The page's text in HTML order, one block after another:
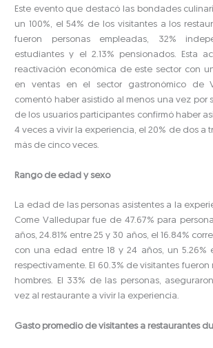
Este evento que destacó las bondades
un 100%, el 54% de los visitantes a los
fueron personas empleadas, 32%
estudiantes y el 2.13% pensionados. Esta
reactivación económica de este sector con
en ventas en el sector gastronómico de
comentó haber asistido al menos una vez por
de los usuarios participantes confirmó haber
4 veces a vivir la experiencia, el 20% de dos a
más de cinco veces.
Rango de edad y sexo
La edad de las personas asistentes a la
Come Valledupar fue de 47.67% para
años, 24.81% entre 25 y 30 años, el 16.84%
con una edad entre 18 y 24 años, un 5.26%
respectivamente. El 60.3% de visitantes fueron
hombres. El 33% de las personas,
vez al restaurante a vivir la experiencia.
Gasto promedio de visitantes a restaurantes